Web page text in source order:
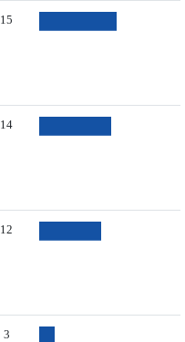
15
14
12
3